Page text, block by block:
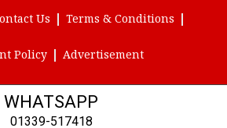
Us Terms & Conditions
Policy Advertisement
WHATSAPP
01339-517418